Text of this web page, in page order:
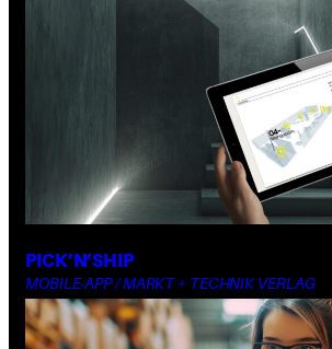
PICK’N’SHIP
MOBILE-APP / MARKT + TECHNIK VERLAG